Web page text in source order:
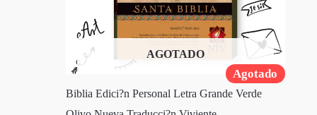
Agotado
AGOTADO
Biblia Edici?n Personal Letra Grande Verde